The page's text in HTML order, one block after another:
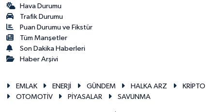
Hava Durumu
Trafik Durumu
Puan Durumu ve Fikstür
Tüm Manşetler
Son Dakika Haberleri
Haber Arşivi
EMLAK ENERJİ GÜNDEM HALKA ARZ
KRİPTO
OTOMOTİV
PİYASALAR SAVUNMA